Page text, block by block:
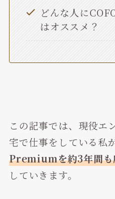
どんな人に
はオススメ？
この記事では、現役エ
宅で仕事をしている私
Premiumを約3年間も
していきます。